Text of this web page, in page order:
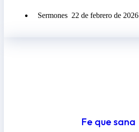
Sermones 22 de febrero de 2026
Fe que sana